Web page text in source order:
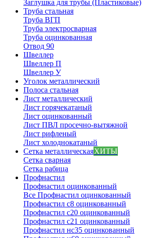
Заглушка для трубы (Пластиковые)
Труба стальная
Труба ВГП
Труба электросварная
Труба оцинкованная
Отвод 90
Швеллер
Швеллер П
Швеллер У
Уголок металлический
Полоса стальная
Лист металлический
Лист горячекатаный
Лист оцинкованный
Лист ПВЛ просечно-вытяжной
Лист рифленый
Лист холоднокатаный
Сетка металлическаяХИТЫ
Сетка сварная
Сетка рабица
Профнастил
Профнастил оцинкованный
Все Профнастил оцинкованный
Профнастил с8 оцинкованный
Профнастил с20 оцинкованный
Профнастил с21 оцинкованный
Профнастил нс35 оцинкованный